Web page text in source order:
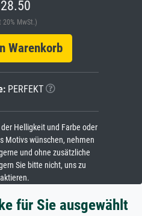
20% MwSt.)
PERFEKT
Helligkeit und Farbe oder
Motivs wünschen, nehmen
und ohne zusätzliche
Sie bitte nicht, uns zu
für Sie ausgewählt